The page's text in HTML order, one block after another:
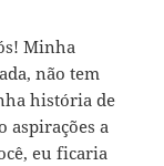
Minha
não tem
história de
aspirações a
eu ficaria